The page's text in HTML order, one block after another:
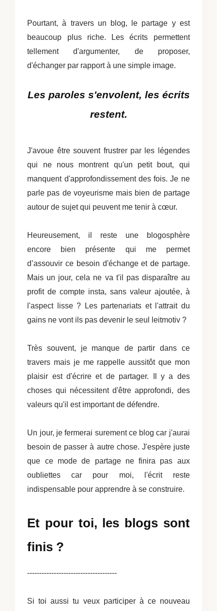
Pourtant, à travers un blog, le partage y est
beaucoup plus riche. Les écrits permettent
tellement d'argumenter, de proposer,
d'échanger par rapport à une simple image.
Les paroles s'envolent, les écrits
restent.
J'avoue être souvent frustrer par les légendes
qui ne nous montrent qu'un petit bout, qui
manquent d'approfondissement des fois. Je ne
parle pas de voyeurisme mais bien de partage
autour de sujet qui peuvent me tenir à cœur.
Heureusement, il reste une blogosphère
encore bien présente qui me permet
d’assouvir ce besoin d'échange et de partage.
Mais un jour, cela ne va t'il pas disparaître au
profit de compte insta, sans valeur ajoutée, à
l'aspect lisse ? Les partenariats et l'attrait du
gains ne vont ils pas devenir le seul leitmotiv ?
Très souvent, je manque de partir dans ce
travers mais je me rappelle aussitôt que mon
plaisir est d'écrire et de partager. Il y a des
choses qui nécessitent d'être approfondi, des
valeurs qu'il est important de défendre.
Un jour, je fermerai surement ce blog car j'aurai
besoin de passer à autre chose. J'espère juste
que ce mode de partage ne finira pas aux
oubliettes car pour moi, l'écrit reste
indispensable pour apprendre à se construire.
Et pour toi, les blogs sont
finis ?
-------------------------------------
Si toi aussi tu veux participer à ce nouveau